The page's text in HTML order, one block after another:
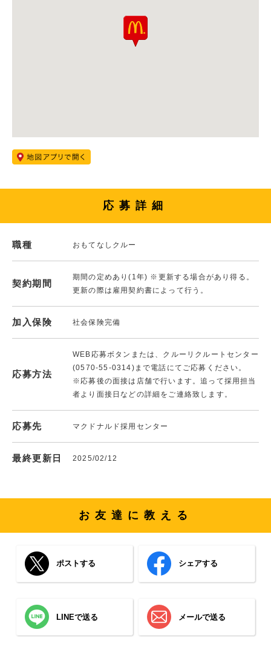
応募詳細
職種 おもてなしクルー
契約期間
期間の定めあり(1年) ※更新する場合があり得る。
更新の際は雇用契約書によって行う。
加入保険 社会保険完備
応募方法
WEB応募ボタンまたは、クルーリクルートセンター
(0570-55-0314)まで電話にてご応募ください。
※応募後の面接は店舗で行います。追って採用担当
者より面接日などの詳細をご連絡致します。
応募先 マクドナルド採用センター
最終更新日 2025/02/12
お友達に教える
ポストする シェアする
LINEで送る メールで送る